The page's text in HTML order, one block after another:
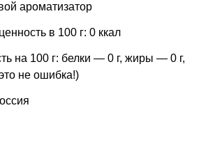
ароматизатор
в 100 г: 0 ккал
на 100 г: белки — 0 г, жиры — 0 г,
не ошибка!)